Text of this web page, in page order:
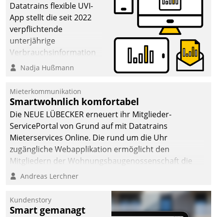
Datatrains flexible UVI-
App stellt die seit 2022
verpflichtende
unterjährige
Verbrauchsinformation
schnell, zuverlässig und
Die monatlichen
Mitteilungen zum
Heizungs- und
Wasserverbrauch gehen
automatisiert, vollständig
und auf Wunsch über
mehrere zuvor
Kommunikationswege bei
Nadja Hußmann
Mieterkommunikation
Smartwohnlich komfortabel
Die NEUE LÜBECKER erneuert ihr Mitglieder-
ServicePortal von Grund auf mit Datatrains
Mieterservices Online. Die rund um die Uhr
zugängliche Webapplikation ermöglicht den
Mitgliedern der Wohnungs­bau­genossenschaft die
Kontaktaufnahme per Smartphone, Tablet oder PC.
Andreas Lerchner
Kundenstory
Smart gemanagt